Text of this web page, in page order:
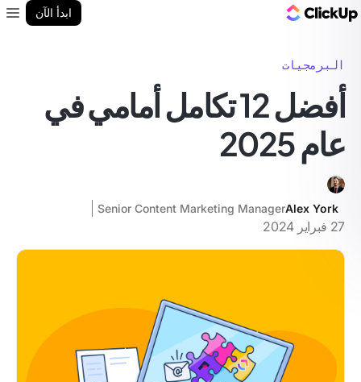
ابدأ الآن
البرمجيات
أفضل 12 تكامل أمامي في
عام 2025
Alex York
Senior Content Marketing Manager
27 فبراير 2024